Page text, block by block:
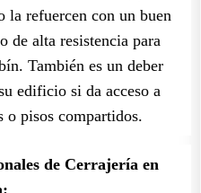
la refuercen con un buen
de alta resistencia para
También es un deber
edificio si da acceso a
o pisos compartidos.
de Cerrajería en